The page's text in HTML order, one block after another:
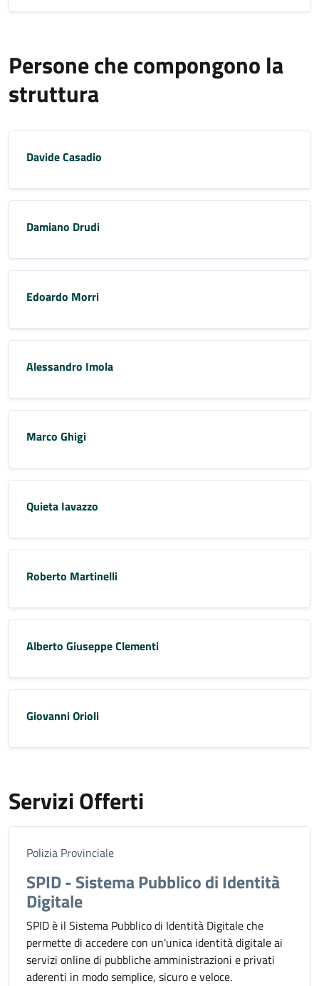
Persone che compongono la
struttura
Davide Casadio
Damiano Drudi
Edoardo Morri
Alessandro Imola
Marco Ghigi
Quieta Iavazzo
Roberto Martinelli
Alberto Giuseppe Clementi
Giovanni Orioli
Servizi Offerti
Polizia Provinciale
SPID - Sistema Pubblico di Identità
Digitale
SPID è il Sistema Pubblico di Identità Digitale che
permette di accedere con un'unica identità digitale ai
servizi online di pubbliche amministrazioni e privati
aderenti in modo semplice, sicuro e veloce.